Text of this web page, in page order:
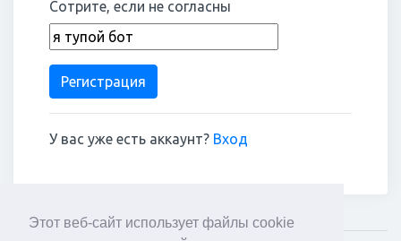
Этот веб-сайт использует файлы cookie
Сотрите, если не согласны
Регистрация
У вас уже есть аккаунт? Вход